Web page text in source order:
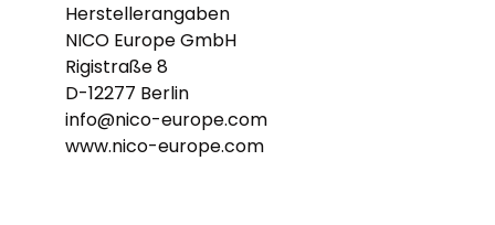
Herstellerangaben
NICO Europe GmbH
Rigistraße 8
D-12277 Berlin
info@nico-europe.com
www.nico-europe.com